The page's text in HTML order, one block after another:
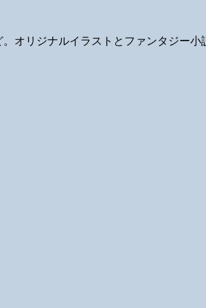
オリジナルイラストとファンタジー小